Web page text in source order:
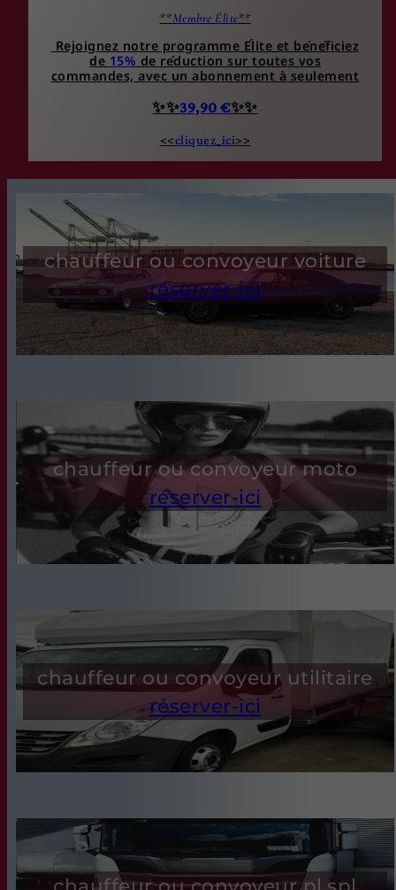
**Membre Élite**
Rejoignez notre programme Élite et bénéficiez
de 15% de réduction sur toutes vos
commandes, avec un abonnement à seulement
✨✨39,90 €✨✨
<<cliquez_ici>>
chauffeur ou convoyeur voiture
réserver-ici
chauffeur ou convoyeur moto
réserver-ici
chauffeur ou convoyeur utilitaire
réserver-ici